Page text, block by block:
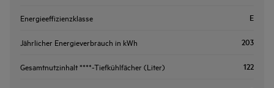
Energieeffizienzklasse E
Jährlicher Energieverbrauch in kWh 203
Gesamtnutzinhalt ****-Tiefkühlfächer (Liter) 122